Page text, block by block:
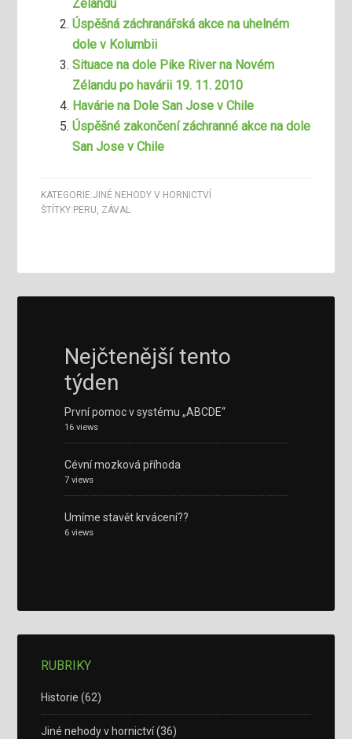
Zélandu
Úspěšná záchranářská akce na uhelném
dole v Kolumbii
Situace na dole Pike River na Novém
Zélandu po havárii 19. 11. 2010
Havárie na Dole San Jose v Chile
Úspěšné zakončení záchranné akce na dole
San Jose v Chile
KATEGORIE:JINÉ NEHODY V HORNICTVÍ
ŠTÍTKY: PERU, ZÁVAL
Nejčtenější tento
týden
První pomoc v systému „ABCDE“
16 views
Cévní mozková příhoda
7 views
Umíme stavět krvácení??
6 views
RUBRIKY
Historie (62)
Jiné nehody v hornictví(36)